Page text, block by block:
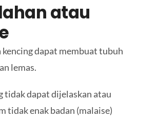
atau
kencing dapat membuat tubuh
lemas.
tidak dapat dijelaskan atau
tidak enak badan (malaise)